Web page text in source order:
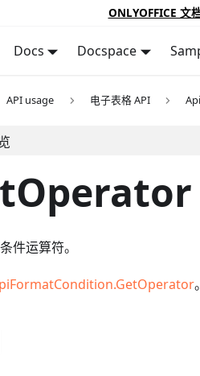
ONLYOFFICE 文
Docs Docspace
API usage 电子表格 API
件运算符。
。